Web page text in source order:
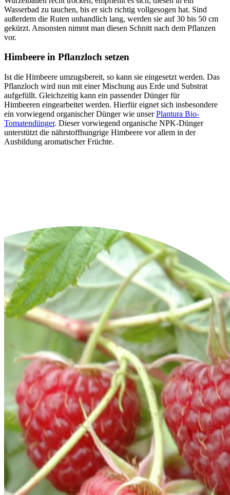
Wasserbad zu tauchen, bis er sich richtig vollgesogen hat. Sind
außerdem die Ruten unhandlich lang, werden sie auf 30 bis 50 cm
gekürzt. Ansonsten nimmt man diesen Schnitt nach dem Pflanzen
vor.
Himbeere in Pflanzloch setzen
Ist die Himbeere umzugsbereit, so kann sie eingesetzt werden. Das
Pflanzloch wird nun mit einer Mischung aus Erde und Substrat
aufgefüllt. Gleichzeitig kann ein passender Dünger für
Himbeeren eingearbeitet werden. Hierfür eignet sich insbesondere
ein vorwiegend organischer Dünger wie unserPlantura Bio-
Tomatendünger. Dieser vorwiegend organische NPK-Dünger
unterstützt die nährstoffhungrige Himbeere vor allem in der
Ausbildung aromatischer Früchte.